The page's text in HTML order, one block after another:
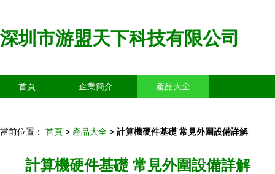
深圳市游盟天下科技有限公司
首頁 企業簡介 產品大全
當前位置： 首頁 > 產品大全 > 計算機硬件基礎 常見外圍設備詳解
計算機硬件基礎 常見外圍設備詳解